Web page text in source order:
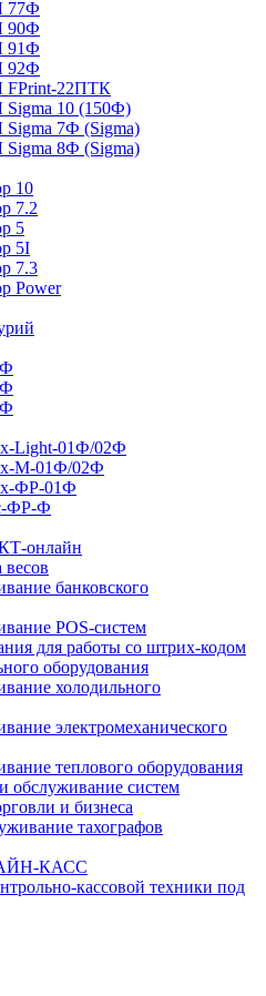
77Ф
90Ф
91Ф
92Ф
22ПТК
10 (150Ф)
7Ф (Sigma)
8Ф (Sigma)
10
7.2
5
5I
7.3
Power
Light-01Ф/02Ф
М-01Ф/02Ф
ФР-01Ф
ФР-Ф
онлайн
банковского
POS-систем
для работы со штрих-кодом
оборудования
холодильного
электромеханического
теплового оборудования
обслуживание систем
и бизнеса
тахографов
КАСС
кассовой техники под